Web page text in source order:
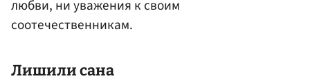
любви, ни уважения к своим
соотечественникам.
Лишили сана